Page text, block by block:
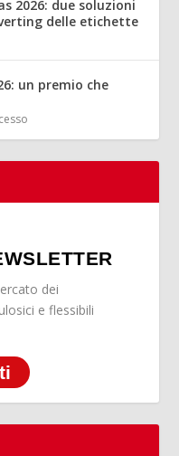
2026: due soluzioni
delle etichette
un premio che
dei
e flessibili